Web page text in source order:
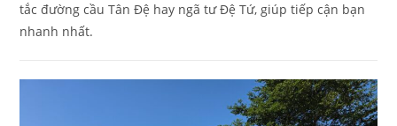
tắc đường cầu Tân Đệ hay ngã tư Đệ Tứ, giúp tiếp cận bạn
nhanh nhất.